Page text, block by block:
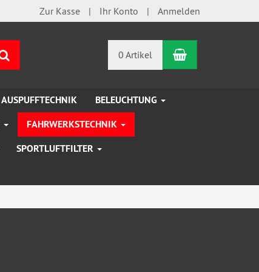
Zur Kasse Ihr Konto Anmelden
0 Artikel Warenkorb
AUSPUFFTECHNIK
BELEUCHTUNG
FAHRWERKSTECHNIK
SPORTLUFTFILTER